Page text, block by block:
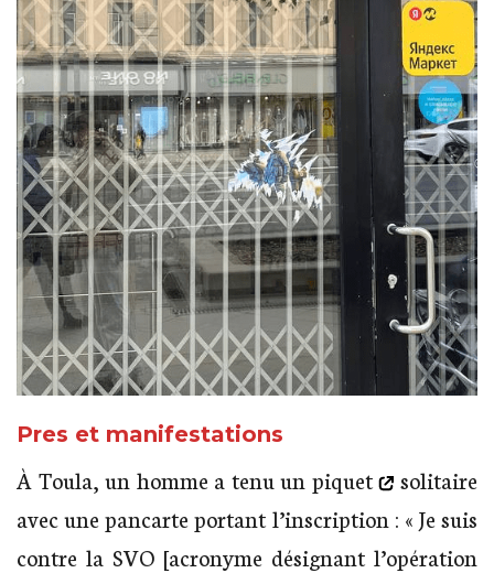
Pres et manifestations
À Toula, un homme a tenu un piquet
solitaire
avec une pancarte portant l’inscription : « Je suis
contre la SVO [acronyme désignant l’opération